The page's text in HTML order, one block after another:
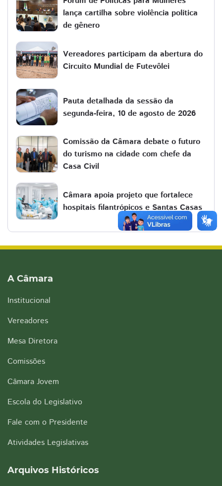
lança cartilha sobre violência política
de gênero
Vereadores participam da abertura do
Circuito Mundial de Futevôlei
Pauta detalhada da sessão da
segunda-feira, 10 de agosto de 2026
Comissão da Câmara debate o futuro
do turismo na cidade com chefe da
Casa Civil
Câmara apoia projeto que fortalece
hospitais filantrópicos e Santas Casas
A Câmara
Institucional
Vereadores
Mesa Diretora
Comissões
Câmara Jovem
Escola do Legislativo
Fale com o Presidente
Atividades Legislativas
Arquivos Históricos